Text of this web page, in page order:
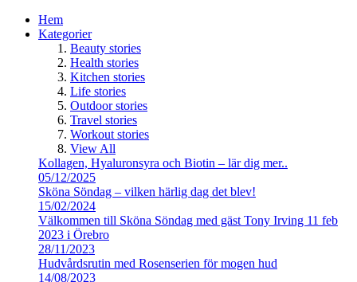
Hem
Kategorier
Beauty stories
Health stories
Kitchen stories
Life stories
Outdoor stories
Travel stories
Workout stories
View All
Kollagen, Hyaluronsyra och Biotin – lär dig mer..
05/12/2025
Sköna Söndag – vilken härlig dag det blev!
15/02/2024
Välkommen till Sköna Söndag med gäst Tony Irving 11 feb
2023 i Örebro
28/11/2023
Hudvårdsrutin med Rosenserien för mogen hud
14/08/2023